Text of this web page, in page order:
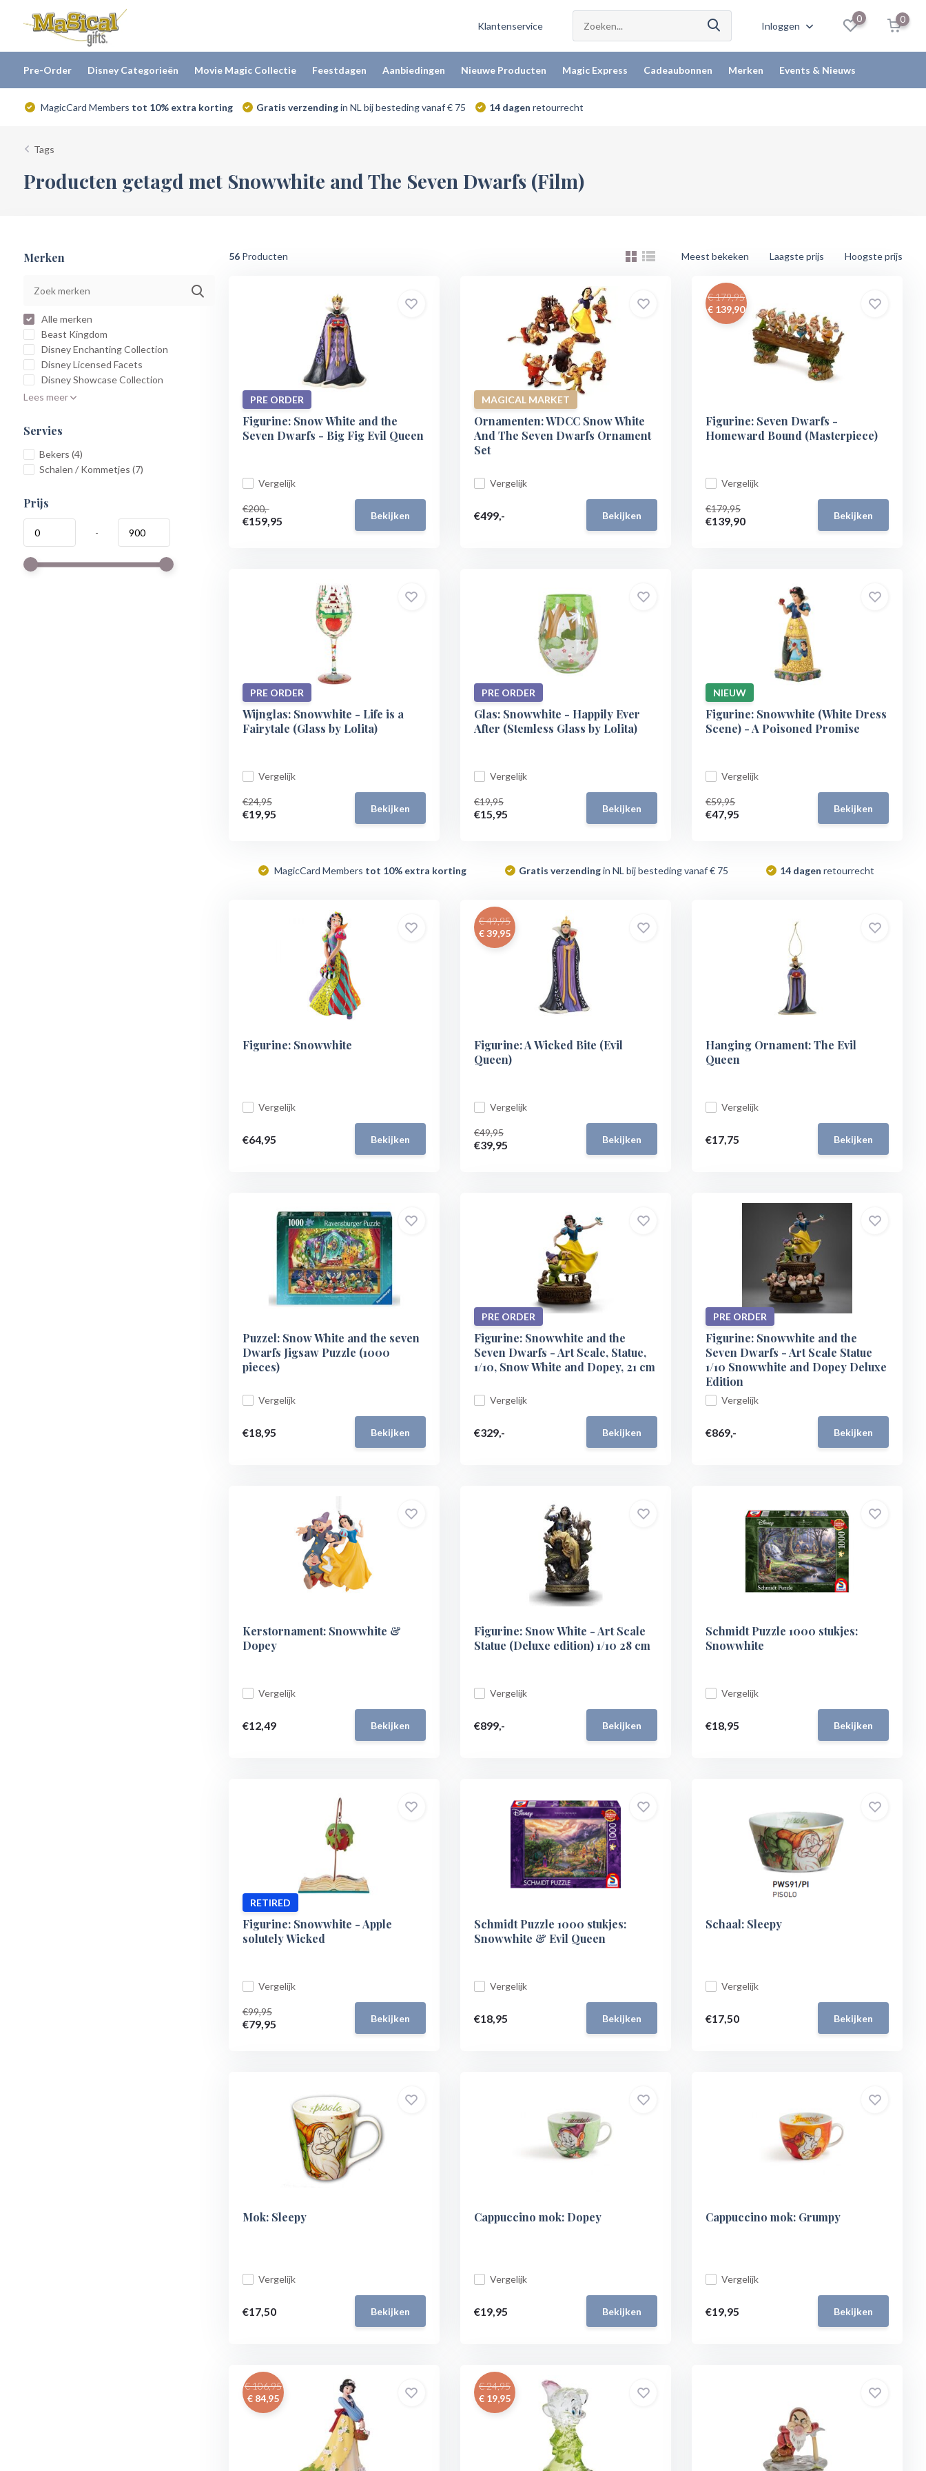
Klantenservice Inloggen
0 0
Pre-Order Disney Categorieën Movie Magic Collectie Feestdagen Aanbiedingen Nieuwe Producten Magic Express Cadeaubonnen Merken Events & Nieuws
MagicCard Members tot 10% extra korting Gratis verzendingin NL bij besteding vanaf € 75 14 dagen retourrecht
Tags
Producten getagd met Snowwhite and The Seven Dwarfs (Film)
Merken
Alle merken
Beast Kingdom
Disney Enchanting Collection
Disney Licensed Facets
Disney Showcase Collection
Lees meer
Servies
Bekers (4)
Schalen / Kommetjes (7)
Prijs
-
56Producten Meest bekeken Laagste prijs Hoogste prijs
PRE ORDER
Figurine: Snow White and the
Seven Dwarfs - Big Fig Evil Queen
Vergelijk
€200,-
€159,95 Bekijken
MAGICAL MARKET
Ornamenten: WDCC Snow White
And The Seven Dwarfs Ornament
Set
Vergelijk
€499,- Bekijken
€ 179,95
€ 139,90
Figurine: Seven Dwarfs -
Homeward Bound (Masterpiece)
Vergelijk
€179,95
€139,90 Bekijken
PRE ORDER
Wijnglas: Snowwhite - Life is a
Fairytale (Glass by Lolita)
Vergelijk
€24,95
€19,95 Bekijken
PRE ORDER
Glas: Snowwhite - Happily Ever
After (Stemless Glass by Lolita)
Vergelijk
€19,95
€15,95 Bekijken
NIEUW
Figurine: Snowwhite (White Dress
Scene) - A Poisoned Promise
Vergelijk
€59,95
€47,95 Bekijken
MagicCard Members tot 10% extra korting Gratis verzendingin NL bij besteding vanaf € 75 14 dagen retourrecht
Figurine: Snowwhite
Vergelijk
€64,95 Bekijken
€ 49,95
€ 39,95
Figurine: A Wicked Bite (Evil
Queen)
Vergelijk
€49,95
€39,95 Bekijken
Hanging Ornament: The Evil
Queen
Vergelijk
€17,75 Bekijken
Puzzel: Snow White and the seven
Dwarfs Jigsaw Puzzle (1000
pieces)
Vergelijk
€18,95 Bekijken
PRE ORDER
Figurine: Snowwhite and the
Seven Dwarfs - Art Scale, Statue,
1/10, Snow White and Dopey, 21 cm
Vergelijk
€329,- Bekijken
PRE ORDER
Figurine: Snowwhite and the
Seven Dwarfs - Art Scale Statue
1/10 Snowwhite and Dopey Deluxe
Edition
Vergelijk
€869,- Bekijken
Kerstornament: Snowwhite &
Dopey
Vergelijk
€12,49 Bekijken
Figurine: Snow White - Art Scale
Statue (Deluxe edition) 1/10 28 cm
Vergelijk
€899,- Bekijken
Schmidt Puzzle 1000 stukjes:
Snowwhite
Vergelijk
€18,95 Bekijken
RETIRED
Figurine: Snowwhite - Apple
solutely Wicked
Vergelijk
€99,95
€79,95 Bekijken
Schmidt Puzzle 1000 stukjes:
Snowwhite & Evil Queen
Vergelijk
€18,95 Bekijken
Schaal: Sleepy
Vergelijk
€17,50 Bekijken
Mok: Sleepy
Vergelijk
€17,50 Bekijken
Cappuccino mok: Dopey
Vergelijk
€19,95 Bekijken
Cappuccino mok: Grumpy
Vergelijk
€19,95 Bekijken
€ 106,95
€ 84,95
€ 24,95
€ 19,95